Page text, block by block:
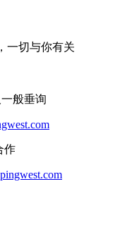
一切与你有关
般垂询
作